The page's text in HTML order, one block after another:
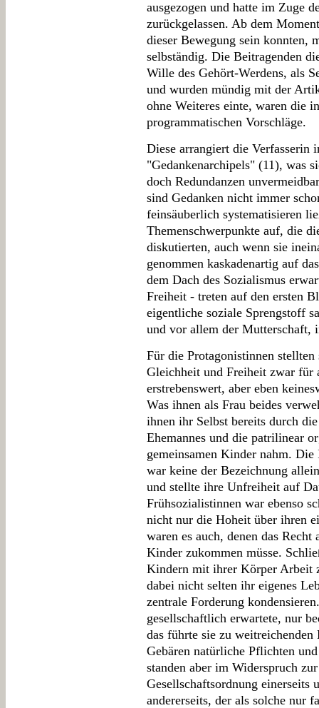
ausgezogen und hatte im Zuge
zurückgelassen. Ab dem
dieser Bewegung sein konnten,
selbständig. Die Beitragenden
Wille des Gehört-Werdens, als
und wurden mündig mit der
ohne Weiteres einte, waren die
programmatischen Vorschläge.
Diese arrangiert die Verfasserin
"Gedankenarchipels" (11), was
doch Redundanzen
sind Gedanken nicht immer
feinsäuberlich systematisieren
Themenschwerpunkte auf, die
diskutierten, auch wenn sie
genommen kaskadenartig auf
dem Dach des Sozialismus
Freiheit - treten auf den ersten
eigentliche soziale Sprengstoff
und vor allem der Mutterschaft,
Für die Protagonistinnen
Gleichheit und Freiheit zwar für
erstrebenswert, aber eben
Was ihnen als Frau beides
ihnen ihr Selbst bereits durch
Ehemannes und die patrilinear
gemeinsamen Kinder nahm.
war keine der Bezeichnung
und stellte ihre Unfreiheit auf
Frühsozialistinnen war ebenso
nicht nur die Hoheit über ihren
waren es auch, denen das
Kinder zukommen müsse.
Kindern mit ihrer Körper Arbeit
dabei nicht selten ihr eigenes
zentrale Forderung
gesellschaftlich erwartete, nur
das führte sie zu
Gebären natürliche Pflichten
standen aber im Widerspruch
Gesellschaftsordnung
andererseits, der als solche nur